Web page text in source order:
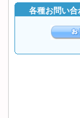
各種お問い合